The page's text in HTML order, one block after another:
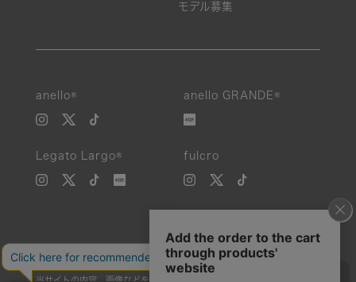
モデル募集
anello® anello GRANDE®
Legato Largo® fulcro